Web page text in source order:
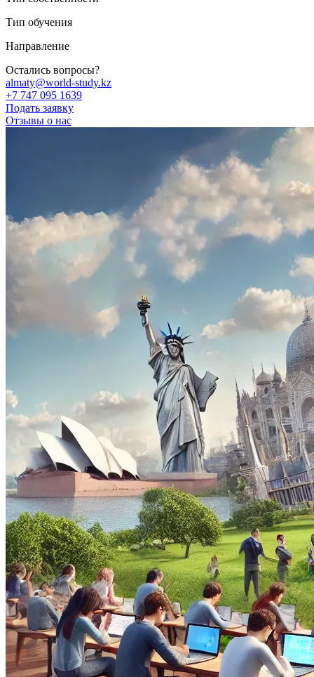
Тип обучения
Направление
Остались вопросы?
almaty@world-study.kz
+7 747 095 1639
Подать заявку
Отзывы о нас